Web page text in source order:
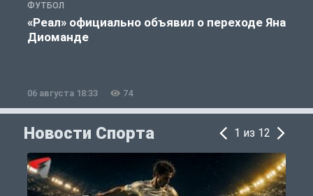
ФУТБОЛ
«Реал» официально объявил о переходе Яна
Диоманде
06 августа 18:33 74
Новости Спорта 1 из 12